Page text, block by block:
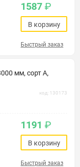
1587 ₽
В корзину
Быстрый заказ
мм, сорт А,
код: 130173
1191 ₽
В корзину
Быстрый заказ